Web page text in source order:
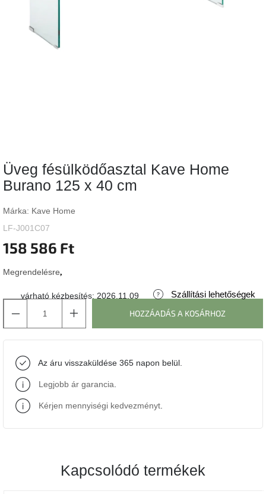
gyűjtemény
Home
gyűjtemény
Richmond
gyűjtemény
line
Tenzo
Ame
Yens
Szezonális
Üveg fésülködőasztal Kave Home
Burano 125 x 40 cm
Márka: Kave Home
LF-J001C07
158 586 Ft
Megrendelésre
várható kézbesítés: 2026.11.09
Szállítási lehetőségek
HOZZÁADÁS A KOSÁRHOZ
Az áru visszaküldése 365 napon belül.
Legjobb ár garancia
Kérjen mennyiségi kedvezményt
Kapcsolódó termékek